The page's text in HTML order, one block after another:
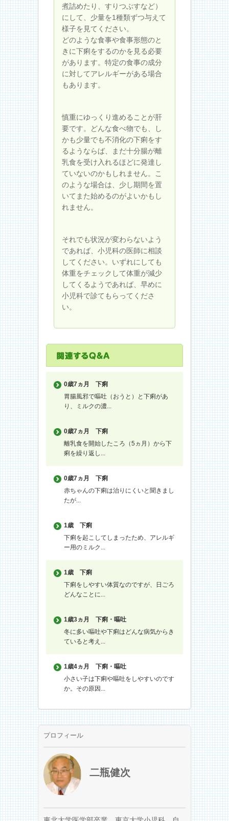
煮詰めたり、すりつぶすなど）
にして、少量を1種類ずつ与えて
様子を見てください。
どのような食事や食事形態のと
きに下痢をするのかを見る必要
があります。特定の食事の成分
に対してアレルギーがある場合
もあります。
慎重にゆっくり進めることが肝
要です。どんな食べ物でも、し
かも少量でも不消化の下痢をす
るようならば、まだ十分腸が離
乳食を受け入れるほどに発達し
ていないのかもしれません。こ
のような場合は、少し期間を置
いてまた始めるのがよいかもし
れません。
それでも状況が変わらないよう
であれば、小児科の医師に相談
してください。いずれにしても
体重をチェックして体重が減少
してくるようであれば、早めに
小児科で診てもらってくださ
い。
0歳7ヵ月
下痢
胃腸風邪で嘔吐（おうと）と下痢があ
り、ミルクの濃...
0歳7ヵ月
下痢
離乳食を開始したころ（5ヵ月）から下
痢を繰り返し...
0歳7ヵ月
下痢
赤ちゃんの下痢は治りにくいと聞きまし
たが...
1歳
下痢
下痢を起こしてしまったため、アレルギ
ー用のミルク...
1歳
下痢
下痢をしやすい体質なのですが、日ごろ
どんなことに...
1歳3ヵ月
下痢・嘔吐
冬に多い嘔吐や下痢はどんな病気からき
ていると考え...
1歳4ヵ月
下痢・嘔吐
小さい子は下痢や嘔吐をしやすいのです
か。その原因...
プロフィール
二瓶健次